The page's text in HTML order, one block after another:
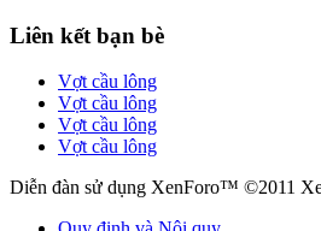
Liên kết bạn bè
Vợt cầu lông
Vợt cầu lông
Vợt cầu lông
Vợt cầu lông
Diễn đàn sử dụng XenForo™ ©2011